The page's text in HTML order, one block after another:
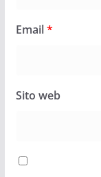
Email*
Sito web